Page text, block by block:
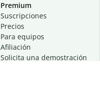
Premium
Suscripciones
Precios
Para equipos
Afiliación
Solicita una demostración